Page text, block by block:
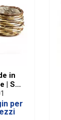
in
| Set
per